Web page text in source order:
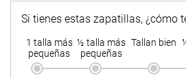
Si tienes estas zapatillas, ¿cómo
1 talla más
pequeñas
½ talla más
pequeñas
Tallan bien